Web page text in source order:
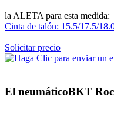
la ALETA para esta medida:
Cinta de talón: 15.5/17.5/
Solicitar precio
El neumáticoBKT